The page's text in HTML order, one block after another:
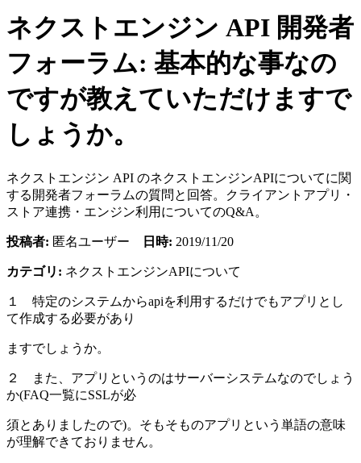
ネクストエンジン API 開発者
フォーラム: 基本的な事なの
ですが教えていただけますで
しょうか。
ネクストエンジン API のネクストエンジンAPIについてに関
する開発者フォーラムの質問と回答。クライアントアプリ・
ストア連携・エンジン利用についてのQ&A。
投稿者: 匿名ユーザー 日時: 2019/11/20
カテゴリ: ネクストエンジンAPIについて
１ 特定のシステムからapiを利用するだけでもアプリとし
て作成する必要があり
ますでしょうか。
２ また、アプリというのはサーバーシステムなのでしょう
か(FAQ一覧にSSLが必
須とありましたので)。そもそものアプリという単語の意味
が理解できておりません。